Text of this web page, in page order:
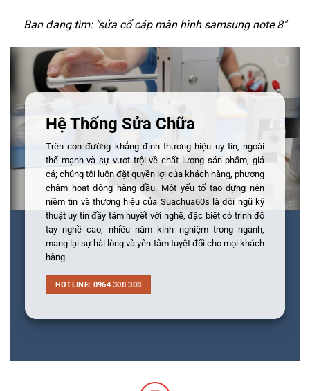
Bạn đang tìm: "sửa cổ cáp màn hình samsung note 8"
Hệ Thống Sửa Chữa
Trên con đường khẳng định thương hiệu uy tín, ngoài
thế mạnh và sự vượt trội về chất lượng sản phẩm, giá
cả; chúng tôi luôn đặt quyền lợi của khách hàng, phương
châm hoạt động hàng đầu. Một yếu tố tạo dựng nên
niềm tin và thương hiệu của Suachua60s là đội ngũ kỹ
thuật uy tín đầy tâm huyết với nghề, đặc biệt có trình độ
tay nghề cao, nhiều năm kinh nghiệm trong ngành,
mang lại sự hài lòng và yên tâm tuyệt đối cho mọi khách
hàng.
HOTLINE: 0964 308 308